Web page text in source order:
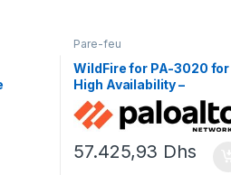
Pare-feu
WildFire for PA-3020 for
High Availability –
renouvellement de la
licence d’abonnement (1
an) – 1 périphérique dans
la paire HA
57.425,93 Dhs